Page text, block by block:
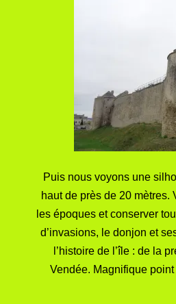
Puis nous voyons une
haut de près de 20
les époques et conserver
d’invasions, le donjon et
l’histoire de l’île : de la
Vendée. Magnifique